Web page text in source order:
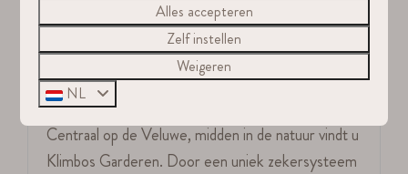
Klimbos Garderen
Centraal op de Veluwe, midden in de natuur vindt u
Klimbos Garderen. Door een uniek zekersysteem
Alles accepteren
Zelf instellen
Weigeren
NL